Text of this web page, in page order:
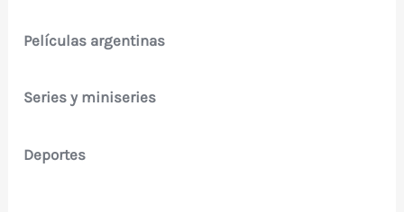
Películas argentinas
Series y miniseries
Deportes